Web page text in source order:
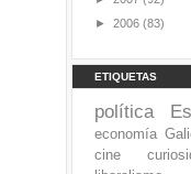
► 2006 (83)
ETIQUETAS
política
economía
cine